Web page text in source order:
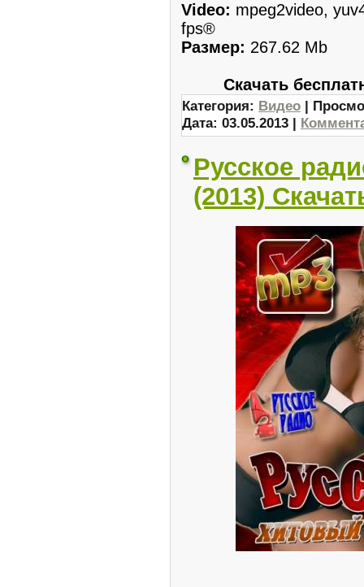
Video: mpeg2video,
fps®
Размер: 267.62 Mb
Скачать
Категория: Видео |
Дата: 03.05.2013 |
Русское
(2013)